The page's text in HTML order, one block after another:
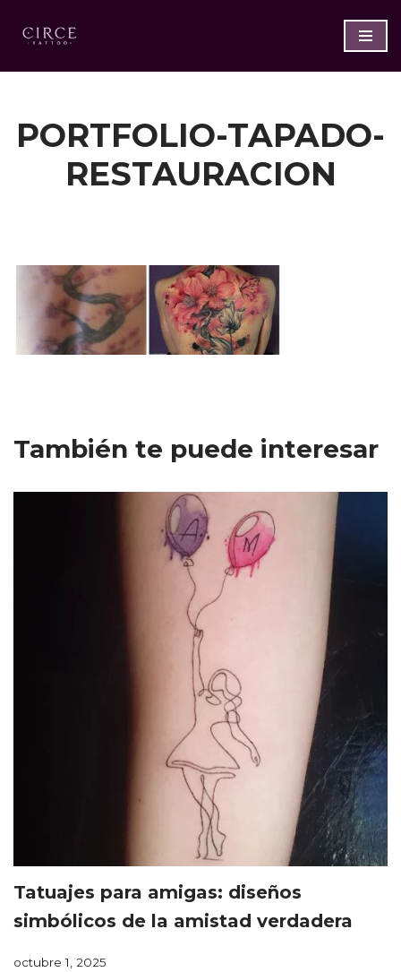
Saltar
al
PORTFOLIO-TAPADO-
RESTAURACION
También te puede interesar
Tatuajes para amigas: diseños
simbólicos de la amistad verdadera
octubre 1, 2025